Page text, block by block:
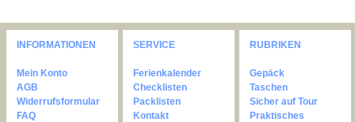
INFORMATIONEN
Mein Konto
AGB
Widerrufsformular
FAQ
SERVICE
Ferienkalender
Checklisten
Packlisten
Kontakt
RUBRIKEN
Gepäck
Taschen
Sicher auf Tour
Praktisches